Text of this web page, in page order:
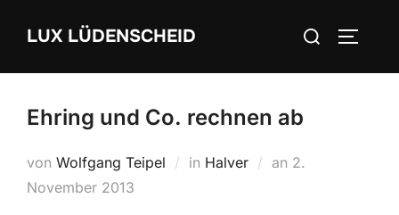
InhaltLUX LÜDENSCHEID
Suchen
Ehring und Co. rechnen ab
von Wolfgang Teipel in Halver an Veröffentlicht
2.
November 2013